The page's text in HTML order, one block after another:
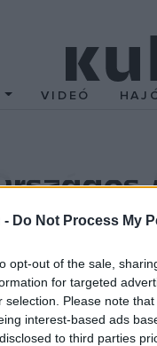
- Do Not Process My
opt-out of the sale,
for targeted
selection. Please note
interest-based ads
to third parties
VIDEÓ
túlnyomó
Mára a
szorították az
az eredetiségből